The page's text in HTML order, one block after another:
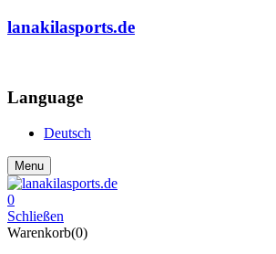
lanakilasports.de
Language
Deutsch
Menu
0
Schließen
Warenkorb(0)